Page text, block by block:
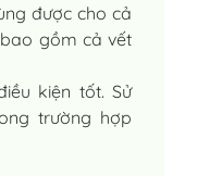
được cho cả
gồm cả vết
kiện tốt. Sử
trường hợp